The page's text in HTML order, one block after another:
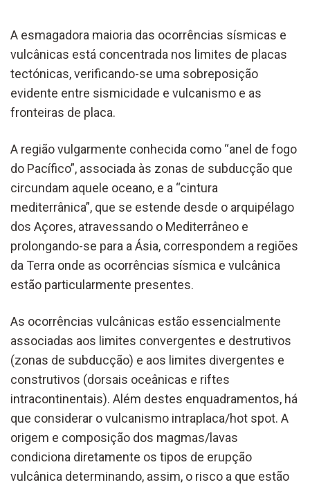
A esmagadora maioria das ocorrências sísmicas e
vulcânicas está concentrada nos limites de placas
tectónicas, verificando-se uma sobreposição
evidente entre sismicidade e vulcanismo e as
fronteiras de placa.
A região vulgarmente conhecida como “anel de fogo
do Pacífico”, associada às zonas de subducção que
circundam aquele oceano, e a “cintura
mediterrânica”, que se estende desde o arquipélago
dos Açores, atravessando o Mediterrâneo e
prolongando-se para a Ásia, correspondem a regiões
da Terra onde as ocorrências sísmica e vulcânica
estão particularmente presentes.
As ocorrências vulcânicas estão essencialmente
associadas aos limites convergentes e destrutivos
(zonas de subducção) e aos limites divergentes e
construtivos (dorsais oceânicas e riftes
intracontinentais). Além destes enquadramentos, há
que considerar o vulcanismo intraplaca/hot spot. A
origem e composição dos magmas/lavas
condiciona diretamente os tipos de erupção
vulcânica determinando, assim, o risco a que estão